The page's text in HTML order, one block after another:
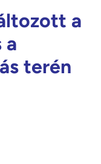
a
a
terén